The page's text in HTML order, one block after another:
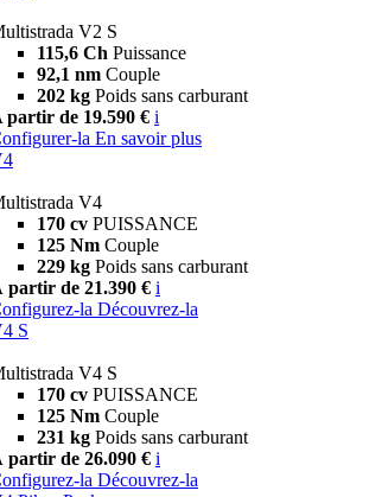
V2 S
115,6 Ch Puissance
92,1 nm Couple
202 kg Poids sans carburant
partir de 19.590 € i
la En savoir plus
V4
170 cv PUISSANCE
125 Nm Couple
229 kg Poids sans carburant
partir de 21.390 € i
la Découvrez-la
S
V4 S
170 cv PUISSANCE
125 Nm Couple
231 kg Poids sans carburant
partir de 26.090 € i
la Découvrez-la